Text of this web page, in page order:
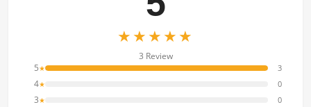
★★★★★
3 Review
5★ 3
4★ 0
3★ 0